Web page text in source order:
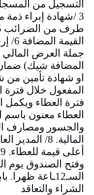
جملة العرض المالي
المضافة شيك)
او شهادة تأمين
المفعول خلال
العطاء معنون
المالية. 8/
السـ12ـاعة
الشراء والتعاقد